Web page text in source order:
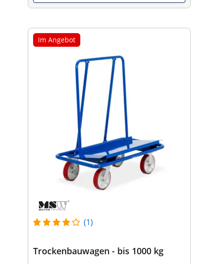
Im Angebot
(1)
Trockenbauwagen - bis 1000 kg